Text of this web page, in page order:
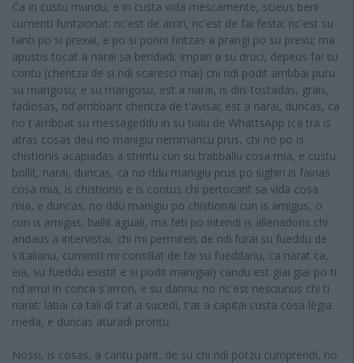
Ca in custu mundu, e in custa vida mescamente, scieus beni
cumenti funtzionat: nc'est de arriri, nc'est de fai festa; nc'est su
tanti po si prexai, e po si ponni fintzas a prangi po su prexu; ma
apustis tocat a narai sa beridadi: impari a su druci, depeus fai su
contu (chentza de si ndi scaresci mai) chi ndi podit arribbai puru
su marigosu; e su marigosu, est a narai, is diis tostadas, grais,
fadiosas, nd'arribbant chentza de t'avisai; est a narai, duncas, ca
no t'arribbat su messageddu in su tialu de WhattsApp (ca tra is
atras cosas deu no manigiu nemmancu prus, chi no po is
chistionis acapiadas a strintu cun su trabballu cosa mia, e custu
bollit, narai, duncas, ca no ddu manigiu prus po sighiri is fainas
cosa mia, is chistionis e is contus chi pertocant sa vida cosa
mia, e duncas, no ddu manigiu po chistionai cun is amigus, o
cun is amigas, ballit aguali, ma feti po intendi is allenadoris chi
andaus a intervistai, chi mi permiteis de ndi furai su fueddu de
s'italianu, cumenti mi consillat de fai su fueddariu, ca narat ca,
eia, su fueddu esistit e si podit manigiai) candu est giai giai po ti
nd'arrui in conca s'arrori, e su dannu; no nc'est nesciunus chi ti
narat: labai ca tali dì t'at a sucedi, t'at a capitai custa cosa lègia
meda, e duncas aturadì prontu.
Nossi, is cosas, a cantu parit, de su chi ndi potzu cumprendi, no